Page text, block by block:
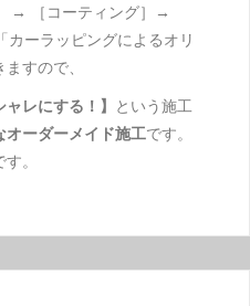
→ ［コーティング］→
カーラッピングによるオリ
すので、
レにする！】 という施工
ーダーメイド施工です。
。